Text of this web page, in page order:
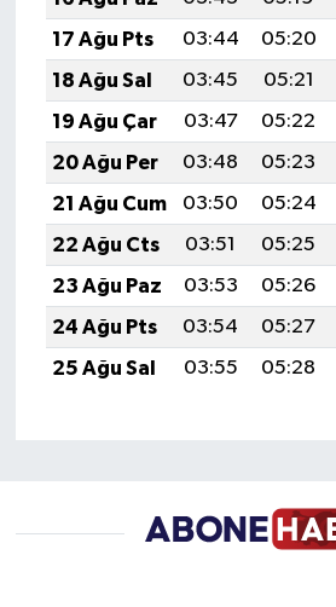
17 Ağu Pts
03:44 05:20
18 Ağu Sal
03:45 05:21
19 Ağu Çar
03:47 05:22
20 Ağu Per
03:48 05:23
21 Ağu Cum
03:50 05:24
22 Ağu Cts
03:51 05:25
23 Ağu Paz
03:53 05:26
24 Ağu Pts
03:54 05:27
25 Ağu Sal
03:55 05:28